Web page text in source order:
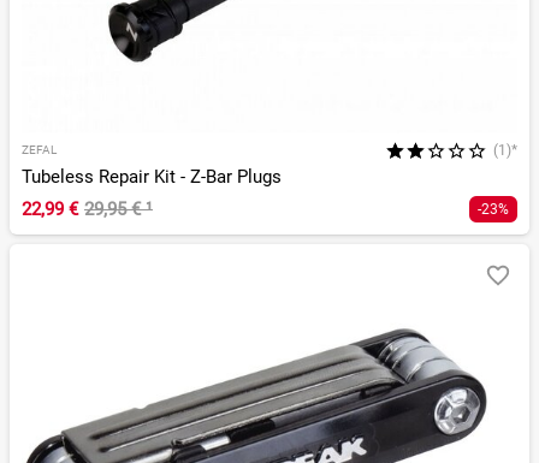
ZEFAL (1)*
Tubeless Repair Kit - Z-Bar Plugs
22,99 € 29,95 €¹ -23%